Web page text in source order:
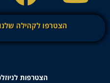
הצטרפו לקהילה
הצטרפות